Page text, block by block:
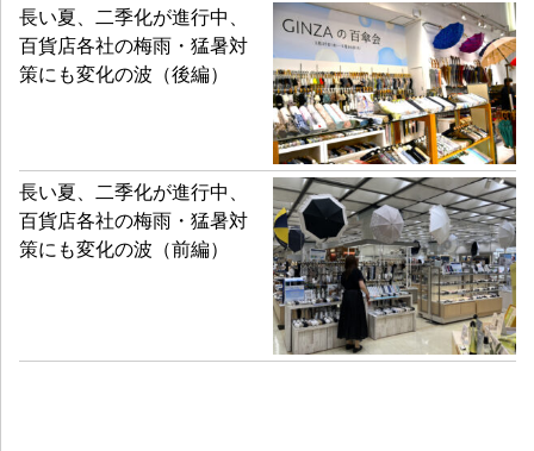
長い夏、二季化が進行中、
百貨店各社の梅雨・猛暑対
策にも変化の波（後編）
長い夏、二季化が進行中、
百貨店各社の梅雨・猛暑対
策にも変化の波（前編）